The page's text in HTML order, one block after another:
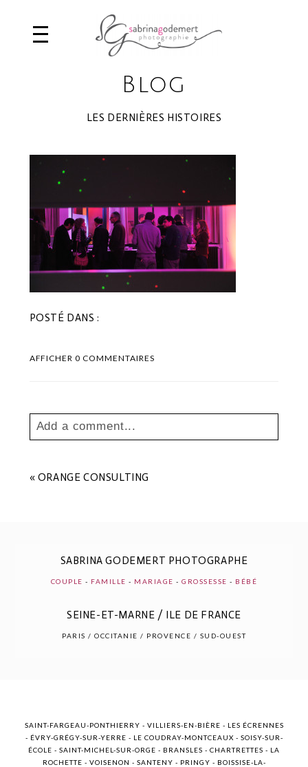
Blog
LES DERNIÈRES HISTOIRES
POSTÉ DANS :
AFFICHER0 COMMENTAIRES
Add a comment...
Les champs marqués sont requis *
POST COMMENT
« ORANGE CONSULTING
SABRINA GODEMERT PHOTOGRAPHE
COUPLE - FAMILLE - MARIAGE -GROSSESSE - BÉBÉ
SEINE-ET-MARNE / ILE DE FRANCE
PARIS / OCCITANIE / PROVENCE / SUD-OUEST
SAINT-FARGEAU-PONTHIERRY - VILLIERS-EN-BIÈRE - LES ÉCRENNES
- ÉVRY-GRÉGY-SUR-YERRE - LE COUDRAY-MONTCEAUX - SOISY-SUR-
ÉCOLE - SAINT-MICHEL-SUR-ORGE - BRANSLES - CHARTRETTES - LA
ROCHETTE - VOISENON - SANTENY - PRINGY - BOISSISE-LA-